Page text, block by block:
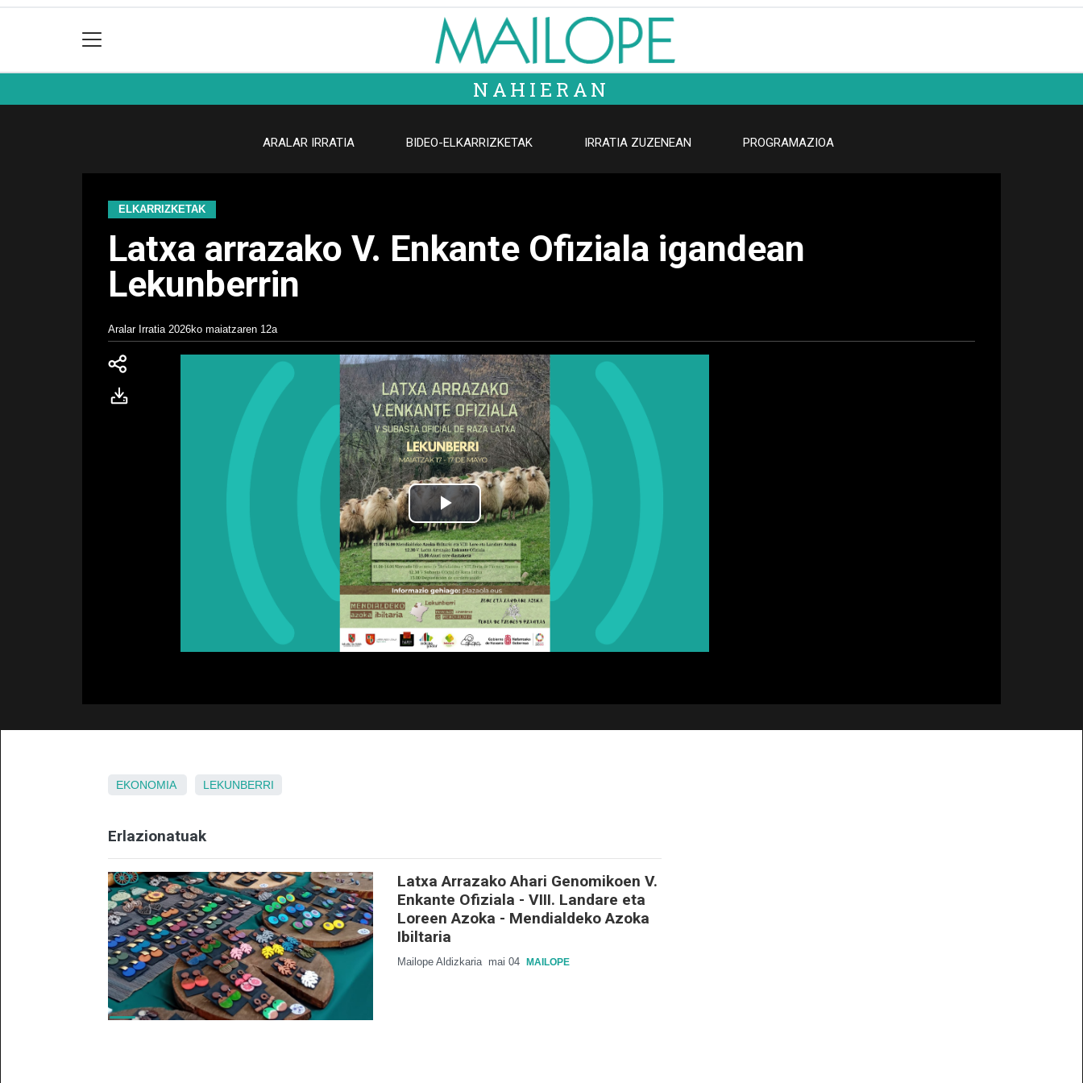
NAHIERAN
ARALAR IRRATIA BIDEO-ELKARRIZKETAK IRRATIA ZUZENEAN PROGRAMAZIOA
ELKARRIZKETAK
Latxa arrazako V. Enkante Ofiziala igandean
Lekunberrin
Aralar Irratia 2026ko maiatzaren 12a
EKONOMIA LEKUNBERRI
Erlazionatuak
Latxa Arrazako Ahari Genomikoen V.
Enkante Ofiziala - VIII. Landare eta
Loreen Azoka - Mendialdeko Azoka
Ibiltaria
Mailope Aldizkaria mai 04 MAILOPE